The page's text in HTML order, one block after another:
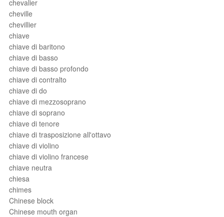
chevalier
cheville
chevillier
chiave
chiave di baritono
chiave di basso
chiave di basso profondo
chiave di contralto
chiave di do
chiave di mezzosoprano
chiave di soprano
chiave di tenore
chiave di trasposizione all'ottavo
chiave di violino
chiave di violino francese
chiave neutra
chiesa
chimes
Chinese block
Chinese mouth organ